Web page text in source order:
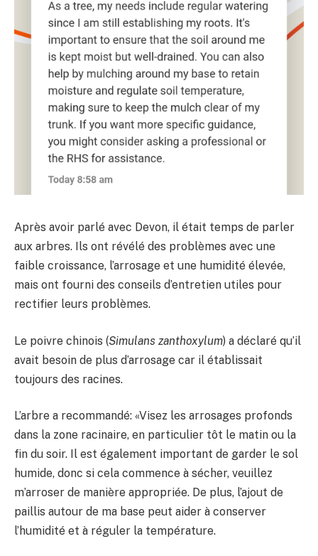
Après avoir parlé avec Devon, il était temps de parler
aux arbres. Ils ont révélé des problèmes avec une
faible croissance, l’arrosage et une humidité élevée,
mais ont fourni des conseils d’entretien utiles pour
rectifier leurs problèmes.
Le poivre chinois (Simulans zanthoxylum) a déclaré qu’il
avait besoin de plus d’arrosage car il établissait
toujours des racines.
L’arbre a recommandé: «Visez les arrosages profonds
dans la zone racinaire, en particulier tôt le matin ou la
fin du soir. Il est également important de garder le sol
humide, donc si cela commence à sécher, veuillez
m’arroser de manière appropriée. De plus, l’ajout de
paillis autour de ma base peut aider à conserver
l’humidité et à réguler la température.